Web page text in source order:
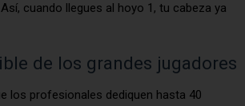
cuando llegues al hoyo 1, tu cabeza ya
de los grandes jugadores
los profesionales dediquen hasta 40